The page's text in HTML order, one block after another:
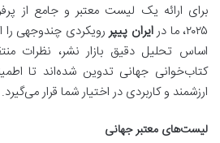
برای ارائه یک لیست معتبر و جامع از
۲۰۲۵، ما در
ایران پیپررویکردی چندوجهی را
اساس تحلیل دقیق بازار نشر، نظرات
کتاب‌خوانی جهانی تدوین شده‌اند تا
ارزشمند و کاربردی در اختیار شما قرار می‌گیرد.
لیست‌های معتبر جهانی